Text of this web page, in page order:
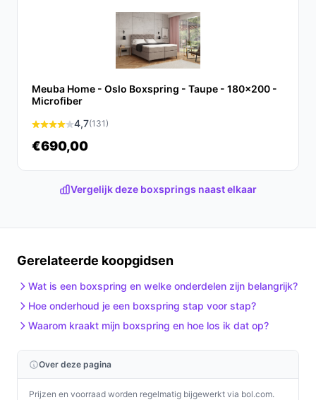
Meuba Home - Oslo Boxspring - Taupe - 180x200 -
Microfiber
4,7(131)
€690,00
Vergelijk deze boxsprings naast elkaar
Gerelateerde koopgidsen
Wat is een boxspring en welke onderdelen zijn belangrijk?
Hoe onderhoud je een boxspring stap voor stap?
Waarom kraakt mijn boxspring en hoe los ik dat op?
Over deze pagina
Prijzen en voorraad worden regelmatig bijgewerkt via bol.com.